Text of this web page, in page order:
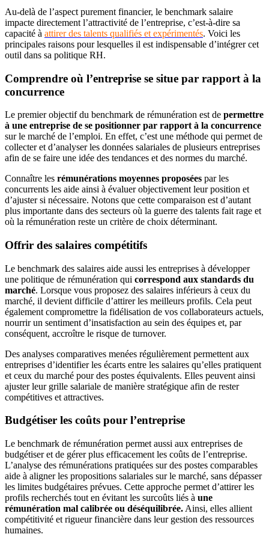
Au-delà de l’aspect purement financier, le benchmark salaire
impacte directement l’attractivité de l’entreprise, c’est-à-dire sa
capacité à attirer des talents qualifiés et expérimentés. Voici les
principales raisons pour lesquelles il est indispensable d’intégrer cet
outil dans sa politique RH.
Comprendre où l’entreprise se situe par rapport à la
concurrence
Le premier objectif du benchmark de rémunération est de permettre
à une entreprise de se positionner par rapport à la concurrence
sur le marché de l’emploi. En effet, c’est une méthode qui permet de
collecter et d’analyser les données salariales de plusieurs entreprises
afin de se faire une idée des tendances et des normes du marché.
Connaître les rémunérations moyennes proposées par les
concurrents les aide ainsi à évaluer objectivement leur position et
d’ajuster si nécessaire. Notons que cette comparaison est d’autant
plus importante dans des secteurs où la guerre des talents fait rage et
où la rémunération reste un critère de choix déterminant.
Offrir des salaires compétitifs
Le benchmark des salaires aide aussi les entreprises à développer
une politique de rémunération qui correspond aux standards du
marché. Lorsque vous proposez des salaires inférieurs à ceux du
marché, il devient difficile d’attirer les meilleurs profils. Cela peut
également compromettre la fidélisation de vos collaborateurs actuels,
nourrir un sentiment d’insatisfaction au sein des équipes et, par
conséquent, accroître le risque de turnover.
Des analyses comparatives menées régulièrement permettent aux
entreprises d’identifier les écarts entre les salaires qu’elles pratiquent
et ceux du marché pour des postes équivalents. Elles peuvent ainsi
ajuster leur grille salariale de manière stratégique afin de rester
compétitives et attractives.
Budgétiser les coûts pour l’entreprise
Le benchmark de rémunération permet aussi aux entreprises de
budgétiser et de gérer plus efficacement les coûts de l’entreprise.
L’analyse des rémunérations pratiquées sur des postes comparables
aide à aligner les propositions salariales sur le marché, sans dépasser
les limites budgétaires prévues. Cette approche permet d’attirer les
profils recherchés tout en évitant les surcoûts liés à une
rémunération mal calibrée ou déséquilibrée. Ainsi, elles allient
compétitivité et rigueur financière dans leur gestion des ressources
humaines.